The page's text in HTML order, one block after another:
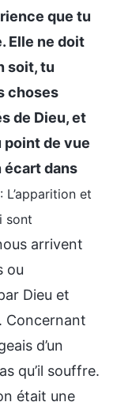
que tu
Elle ne doit
soit, tu
choses
de Dieu, et
point de vue
écart dans
L’apparition et
sont
arrivent
ou
Dieu et
Concernant
d’un
qu’il souffre.
était une